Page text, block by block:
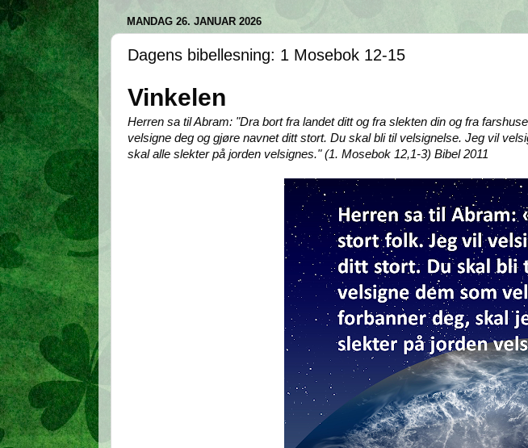
MANDAG 26. JANUAR 2026
Dagens bibellesning: 1 Mosebok 12-15
Vinkelen
Herren sa til Abram: "Dra bort fra landet ditt og fra slekten din og fra
velsigne deg og gjøre navnet ditt stort. Du skal bli til velsignelse. Jeg vil
skal alle slekter på jorden velsignes." (1. Mosebok 12,1-3) Bibel 2011